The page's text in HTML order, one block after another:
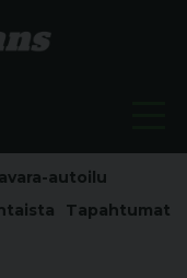
autoilu
Tapahtumat